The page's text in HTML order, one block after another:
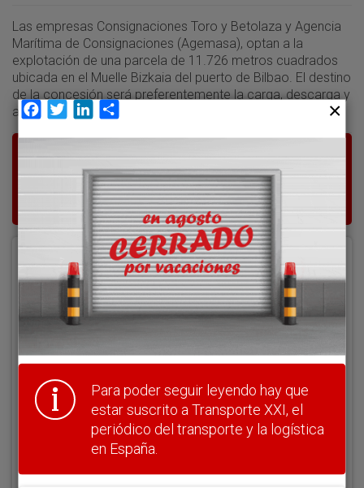
Las empresas Consignaciones Toro y Betolaza y Agencia
Marítima de Consignaciones (Agemasa), optan a la
explotación de una parcela de 11.726 metros cuadrados
ubicada en el Muelle Bizkaia del puerto de Bilbao. El destino
de la concesión será preferentemente la carga, descarga y
almacenamiento de mercancía general convencional.
Para poder seguir leyendo hay que estar
suscrito a Transporte XXI, el periódico
del transporte y la logística en España.
Acceder
Nombre de usuario
Clave
Facebook
TwitterLinkedIn
Para poder seguir leyendo hay que
estar suscrito a Transporte XXI, el
periódico del transporte y la logística
en España.